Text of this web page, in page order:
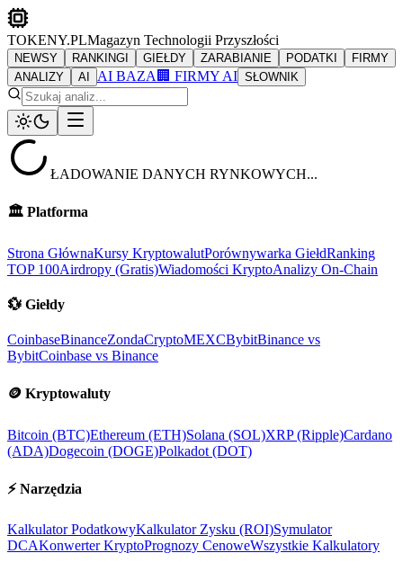
TOKENY.PLMagazyn Technologii Przyszłości
NEWSY RANKINGI GIEŁDY ZARABIANIE PODATKI
FIRMY
ANALIZY
AI AI BAZA 🏢 FIRMY AI SŁOWNIK
ŁADOWANIE DANYCH RYNKOWYCH...
🏛️ Platforma
Strona GłównaKursy KryptowalutPorównywarka GiełdRanking
TOP 100Airdropy (Gratis)Wiadomości KryptoAnalizy On-Chain
💱 Giełdy
CoinbaseBinanceZondaCryptoMEXCBybitBinance vs
BybitCoinbase vs Binance
🪙 Kryptowaluty
Bitcoin (BTC)Ethereum (ETH)Solana (SOL)XRP (Ripple)Cardano
(ADA)Dogecoin (DOGE)Polkadot (DOT)
⚡ Narzędzia
Kalkulator PodatkowyKalkulator Zysku (ROI)Symulator
DCAKonwerter KryptoPrognozy CenoweWszystkie Kalkulatory